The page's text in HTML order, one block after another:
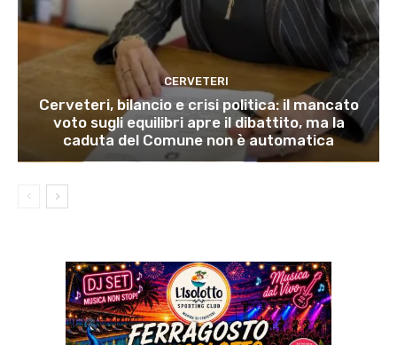
CERVETERI
Cerveteri, bilancio e crisi politica: il mancato
voto sugli equilibri apre il dibattito, ma la
caduta del Comune non è automatica